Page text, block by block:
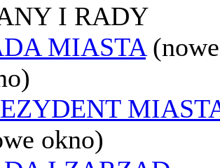
I RADY
MIASTA (nowe
okno)